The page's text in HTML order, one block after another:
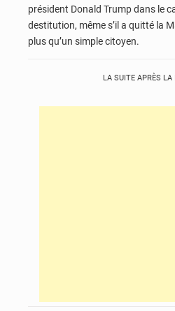
président Donald Trump dans le
destitution, même s’il a quitté la
plus qu’un simple citoyen.
LA SUITE APRÈS LA